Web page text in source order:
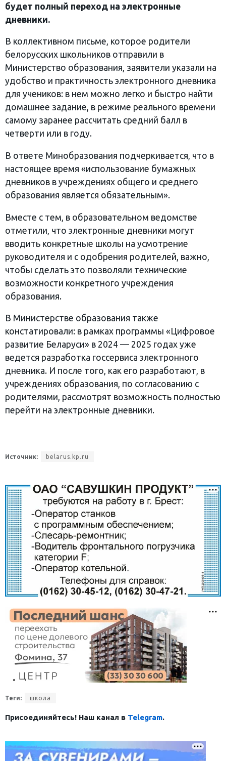
будет полный переход на электронные
дневники.
В коллективном письме, которое родители
белорусских школьников отправили в
Министерство образования, заявители указали на
удобство и практичность электронного дневника
для учеников: в нем можно легко и быстро найти
домашнее задание, в режиме реального времени
самому заранее рассчитать средний балл в
четверти или в году.
В ответе Минобразования подчеркивается, что в
настоящее время «использование бумажных
дневников в учреждениях общего и среднего
образования является обязательным».
Вместе с тем, в образовательном ведомстве
отметили, что электронные дневники могут
вводить конкретные школы на усмотрение
руководителя и с одобрения родителей, важно,
чтобы сделать это позволяли технические
возможности конкретного учреждения
образования.
В Министерстве образования также
констатировали: в рамках программы «Цифровое
развитие Беларуси» в 2024 — 2025 годах уже
ведется разработка госсервиса электронного
дневника. И после того, как его разработают, в
учреждениях образования, по согласованию с
родителями, рассмотрят возможность полностью
перейти на электронные дневники.
Источник: belarus.kp.ru
Теги: школа
Присоединяйтесь! Наш канал в Telegram.